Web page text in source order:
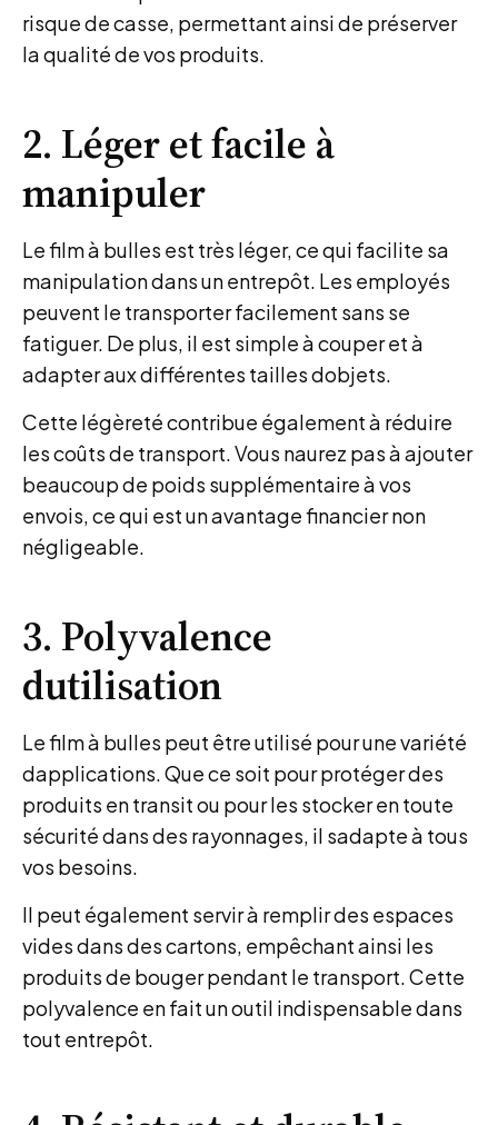
risque de casse, permettant ainsi de préserver
la qualité de vos produits.
2. Léger et facile à
manipuler
Le film à bulles est très léger, ce qui facilite sa
manipulation dans un entrepôt. Les employés
peuvent le transporter facilement sans se
fatiguer. De plus, il est simple à couper et à
adapter aux différentes tailles dobjets.
Cette légèreté contribue également à réduire
les coûts de transport. Vous naurez pas à ajouter
beaucoup de poids supplémentaire à vos
envois, ce qui est un avantage financier non
négligeable.
3. Polyvalence
dutilisation
Le film à bulles peut être utilisé pour une variété
dapplications. Que ce soit pour protéger des
produits en transit ou pour les stocker en toute
sécurité dans des rayonnages, il sadapte à tous
vos besoins.
Il peut également servir à remplir des espaces
vides dans des cartons, empêchant ainsi les
produits de bouger pendant le transport. Cette
polyvalence en fait un outil indispensable dans
tout entrepôt.